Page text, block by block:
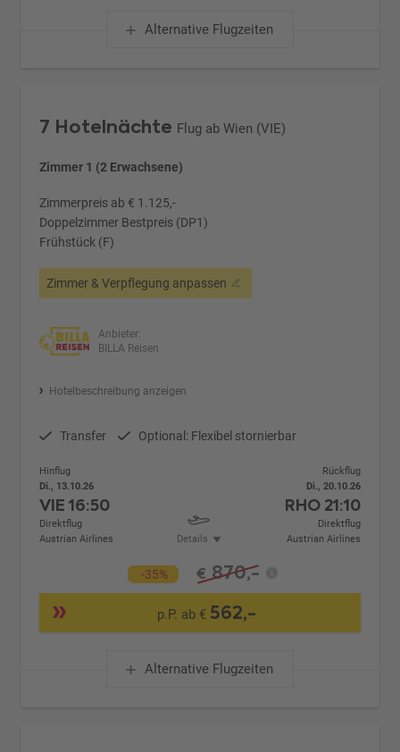
Alternative Flugzeiten
7 Hotelnächte Flug ab Wien (VIE)
Zimmer 1 (2 Erwachsene)
Zimmerpreis ab € 1.125,-
Doppelzimmer Bestpreis (DP1)
Frühstück (F)
Zimmer & Verpflegung anpassen
Anbieter:
BILLA Reisen
Hotelbeschreibung anzeigen
Transfer Optional: Flexibel stornierbar
Hinflug
Di., 13.10.26
VIE16:50
Direktflug
Austrian Airlines
Details
Rückflug
Di., 20.10.26
RHO 21:10
Direktflug
Austrian Airlines
-35% € 870,-
p.P. ab € 562,-
Alternative Flugzeiten